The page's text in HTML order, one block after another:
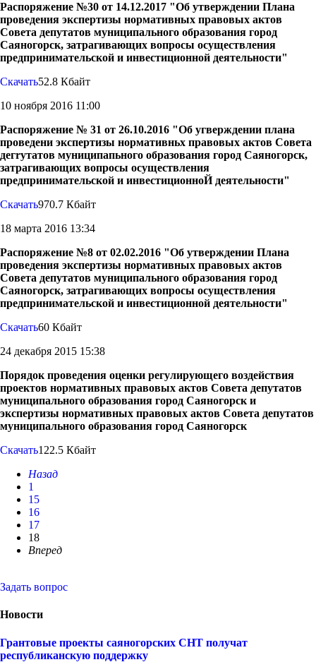
Распоряжение №30 от 14.12.2017 "Об утверждении Плана
проведения экспертизы нормативных правовых актов
Совета депутатов муниципального образования город
Саяногорск, затрагивающих вопросы осуществления
предпринимательской и инвестиционной деятельности"
Скачать52.8 Кбайт
10 ноября 2016 11:00
Распоряжение № 31 от 26.10.2016 "Об угверждении плана
проведени экспертизы нормативньх правовых актов Совета
дегryтатов муниципапьного образования город Саяногорск,
затрагивающих вопросы осуществления
предпринимательской и инвестиционноЙ деятельности"
Скачать970.7 Кбайт
18 марта 2016 13:34
Распоряжение №8 от 02.02.2016 "Об утверждении Плана
проведения экспертизы нормативных правовых актов
Совета депутатов муниципального образования город
Саяногорск, затрагивающих вопросы осуществления
предпринимательской и инвестиционной деятельности"
Скачать60 Кбайт
24 декабря 2015 15:38
Порядок проведения оценки регулирующего воздействия
проектов нормативных правовых актов Совета депутатов
муниципального образования город Саяногорск и
экспертизы нормативных правовых актов Совета депутатов
муниципального образования город Саяногорск
Скачать122.5 Кбайт
Назад
1
15
16
17
18
Вперед
Задать вопрос
Новости
Грантовые проекты саяногорских СНТ получат
республиканскую поддержку